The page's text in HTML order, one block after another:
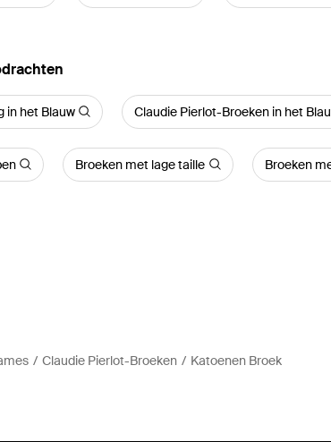
in het Blauw Claudie Pierlot-Broeken in het
Broeken met lage taille Broeken
Claudie Pierlot-Broeken Katoenen Broek